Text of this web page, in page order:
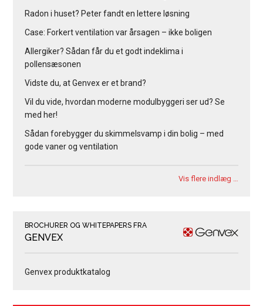
Radon i huset? Peter fandt en lettere løsning
Case: Forkert ventilation var årsagen – ikke boligen
Allergiker? Sådan får du et godt indeklima i
pollensæsonen
Vidste du, at Genvex er et brand?
Vil du vide, hvordan moderne modulbyggeri ser ud? Se
med her!
Sådan forebygger du skimmelsvamp i din bolig – med
gode vaner og ventilation
Vis flere indlæg …
BROCHURER OG WHITEPAPERS FRA
GENVEX
Genvex produktkatalog